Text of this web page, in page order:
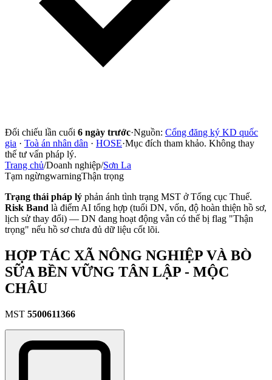
Đối chiếu lần cuối 6 ngày trước·Nguồn: Cổng đăng ký KD quốc
gia · Toà án nhân dân · HOSE·Mục đích tham khảo. Không thay
thế tư vấn pháp lý.
Trang chủ/Doanh nghiệp/Sơn La
Tạm ngừngwarningThận trọng
Trạng thái pháp lý phản ánh tình trạng MST ở Tổng cục Thuế.
Risk Band là điểm AI tổng hợp (tuổi DN, vốn, độ hoàn thiện hồ sơ,
lịch sử thay đổi) — DN đang hoạt động vẫn có thể bị flag "Thận
trọng" nếu hồ sơ chưa đủ dữ liệu cốt lõi.
HỢP TÁC XÃ NÔNG NGHIỆP VÀ BÒ
SỮA BỀN VỮNG TÂN LẬP - MỘC
CHÂU
MST 5500611366